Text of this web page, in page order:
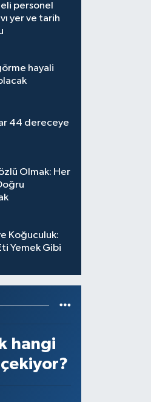
personel
yer ve tarih
hayali
44 dereceye
Olmak: Her
Koğuculuk:
Yemek Gibi
hangi